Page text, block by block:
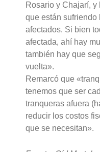
Rosario y Chajarí,
que están sufriendo
afectados. Si bien
afectada, ahí hay
también hay que
vuelta».
Remarcó que
tenemos que ser
tranqueras afuera
reducir los costos
que se necesitan».